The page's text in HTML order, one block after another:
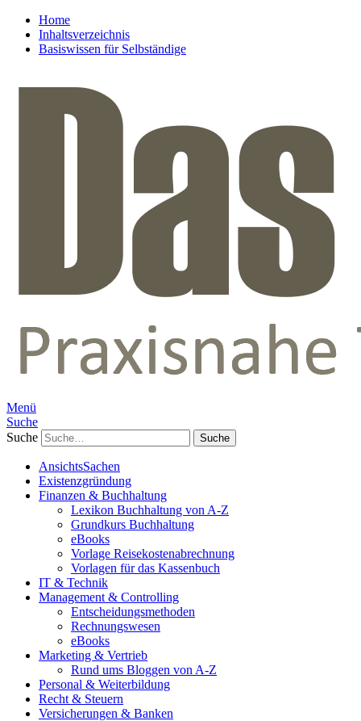
Home
Inhaltsverzeichnis
Basiswissen für Selbständige
Menü
Suche
Suche
AnsichtsSachen
Existenzgründung
Finanzen & Buchhaltung
Lexikon Buchhaltung von A-Z
Grundkurs Buchhaltung
eBooks
Vorlage Reisekostenabrechnung
Vorlagen für das Kassenbuch
IT & Technik
Management & Controlling
Entscheidungsmethoden
Rechnungswesen
eBooks
Marketing & Vertrieb
Rund ums Bloggen von A-Z
Personal & Weiterbildung
Recht & Steuern
Versicherungen & Banken